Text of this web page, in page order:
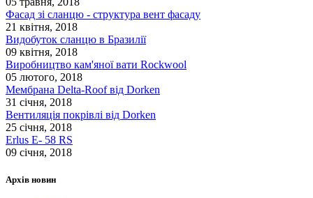
Фасад зі сланцю - структура вент фасаду
21 квітня, 2018
Видобуток сланцю в Бразилії
09 квітня, 2018
Виробництво кам'яної вати Rockwool
05 лютого, 2018
Мембрана Delta-Roof від Dorken
31 січня, 2018
Вентиляція покрівлі від Dorken
25 січня, 2018
Erlus E- 58 RS
09 січня, 2018
Архів новин